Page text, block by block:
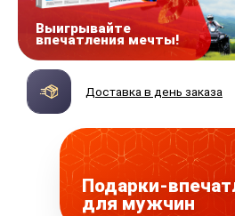
Выигрывайте
впечатления мечты!
Доставка в день заказа
Подарки-
для мужчин